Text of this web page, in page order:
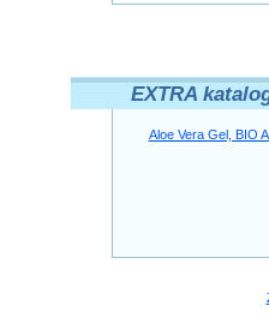
EXTRA
Aloe Vera Gel, BIO